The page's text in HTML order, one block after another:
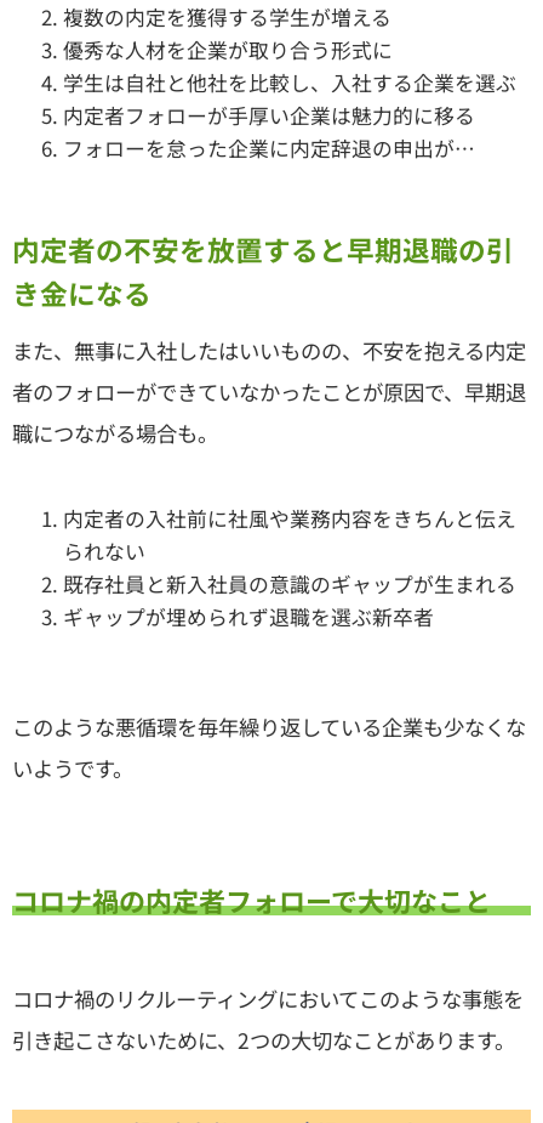
複数の内定を獲得する学生が増える
優秀な人材を企業が取り合う形式に
学生は自社と他社を比較し、入社する企業を選ぶ
内定者フォローが手厚い企業は魅力的に移る
フォローを怠った企業に内定辞退の申出が…
内定者の不安を放置すると早期退職の引
き金になる
また、無事に入社したはいいものの、不安を抱える内定
者のフォローができていなかったことが原因で、早期退
職につながる場合も。
内定者の入社前に社風や業務内容をきちんと伝え
られない
既存社員と新入社員の意識のギャップが生まれる
ギャップが埋められず退職を選ぶ新卒者
このような悪循環を毎年繰り返している企業も少なくな
いようです。
コロナ禍の内定者フォローで大切なこと
コロナ禍のリクルーティングにおいてこのような事態を
引き起こさないために、2つの大切なことがあります。